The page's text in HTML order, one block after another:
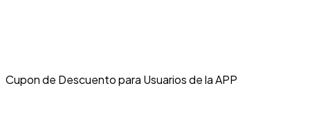
Cupon de Descuento para Usuarios de la APP